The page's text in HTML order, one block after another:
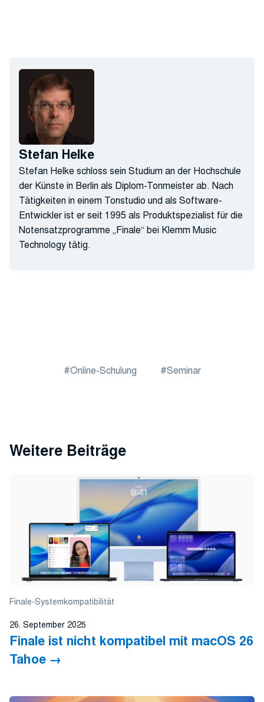
Stefan Helke
Stefan Helke schloss sein Studium an der Hochschule
der Künste in Berlin als Diplom-Tonmeister ab. Nach
Tätigkeiten in einem Tonstudio und als Software-
Entwickler ist er seit 1995 als Produktspezialist für die
Notensatzprogramme „Finale“ bei Klemm Music
Technology tätig.
Online-Schulung Seminar
Weitere Beiträge
Finale-Systemkompatibilität
26. September 2025
Finale ist nicht kompatibel mit macOS 26
Tahoe